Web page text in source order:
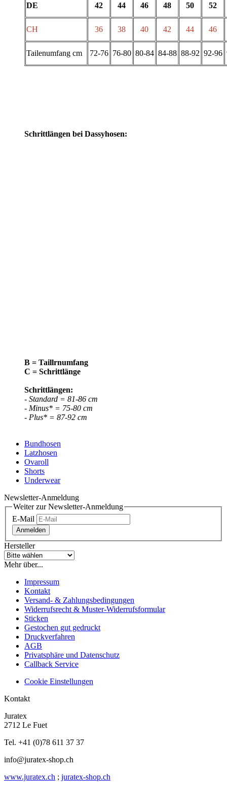
DE 42 44 46 48 50 52
CH 36 38 40 42 44 46
Tailenumfang cm 72-76 76-80 80-84 84-88 88-92 92-96
Schrittlängen bei Dassyhosen:
B = Taillrnumfang
C = Schrittlänge
Schrittlängen:
- Standard = 81-86 cm
- Minus* = 75-80 cm
- Plus* = 87-92 cm
Bundhosen
Latzhosen
Ovaroll
Shorts
Underwear
Newsletter-Anmeldung
Weiter zur Newsletter-Anmeldung
E-Mail
Anmelden
Hersteller
Mehr über...
Impressum
Kontakt
Versand- & Zahlungsbedingungen
Widerrufsrecht & Muster-Widerrufsformular
Sticken
Gestochen gut gedruckt
Druckverfahren
AGB
Privatsphäre und Datenschutz
Callback Service
Cookie Einstellungen
Kontakt
Juratex
2712 Le Fuet
Tel. +41 (0)78 611 37 37
info@juratex-shop.ch
www.juratex.ch ; juratex-shop.ch